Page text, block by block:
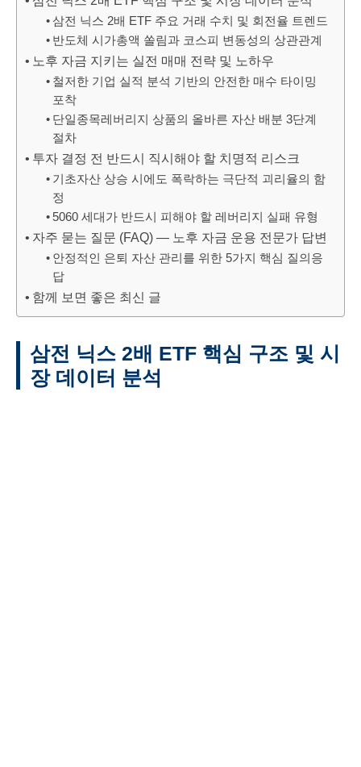
삼전 닉스 2배 ETF 주요 거래 수치 및 회전율 트렌드
반도체 시가총액 쏠림과 코스피 변동성의 상관관계
노후 자금 지키는 실전 매매 전략 및 노하우
철저한 기업 실적 분석 기반의 안전한 매수 타이밍
포착
단일종목레버리지 상품의 올바른 자산 배분 3단계
절차
투자 결정 전 반드시 직시해야 할 치명적 리스크
기초자산 상승 시에도 폭락하는 극단적 괴리율의 함
정
5060 세대가 반드시 피해야 할 레버리지 실패 유형
자주 묻는 질문 (FAQ) — 노후 자금 운용 전문가 답변
안정적인 은퇴 자산 관리를 위한 5가지 핵심 질의응
답
함께 보면 좋은 최신 글
삼전 닉스 2배 ETF 핵심 구조 및 시
장 데이터 분석